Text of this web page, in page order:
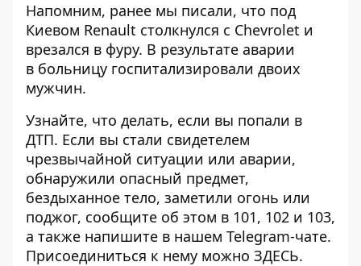
Напомним, ранее мы писали, что под
Киевом Renault столкнулся с Chevrolet и
врезался в фуру. В результате аварии
в больницу госпитализировали двоих
мужчин.
Узнайте, что делать, если вы попали в
ДТП. Если вы стали свидетелем
чрезвычайной ситуации или аварии,
обнаружили опасный предмет,
бездыханное тело, заметили огонь или
поджог, сообщите об этом в 101, 102 и 103,
а также напишите в нашем Telegram-чате.
Присоединиться к нему можно ЗДЕСЬ.